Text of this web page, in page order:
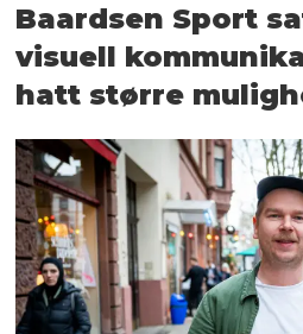
Baardsen Sport
visuell
hatt større